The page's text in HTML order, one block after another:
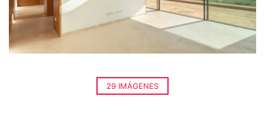
29 IMÁGENES